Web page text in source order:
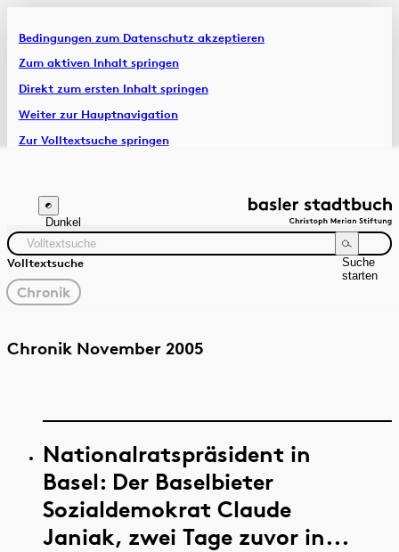
Bedingungen zum Datenschutz akzeptieren
Zum aktiven Inhalt springen
Direkt zum ersten Inhalt springen
Weiter zur Hauptnavigation
Zur Volltextsuche springen
Artikel & Dossiers
Chronik
Dunkel
Volltextsuche
Suche
starten
gewählter
Filter
Chronik
Quelle Zeitraum
Chronik November 2005
Nationalratspräsident in
Basel: Der Baselbieter
Sozialdemokrat Claude
Janiak, zwei Tage zuvor in...